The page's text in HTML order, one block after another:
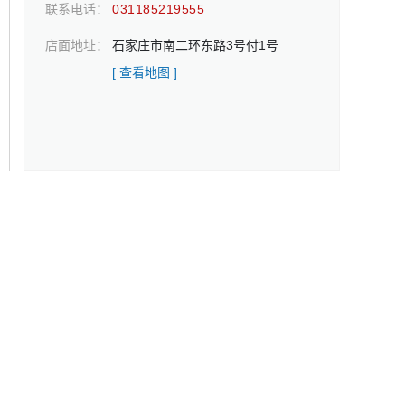
联系电话： 031185219555
店面地址：
石家庄市南二环东路3号付1号
[ 查看地图 ]